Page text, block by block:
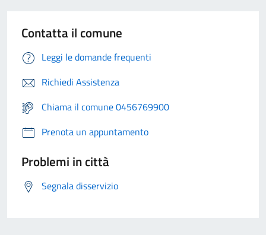
Contatta il comune
Leggi le domande frequenti
Richiedi Assistenza
Chiama il comune 0456769900
Prenota un appuntamento
Problemi in città
Segnala disservizio